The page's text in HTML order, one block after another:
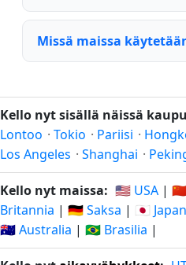
Missä maissa
Kello nyt sisällä näissä
Lontoo · Tokio · Pariisi ·
Los Angeles · Shanghai ·
Kello nyt maissa: 🇺🇸 USA |
Britannia | 🇩🇪 Saksa | 🇯🇵
🇦🇺 Australia | 🇧🇷 Brasilia |